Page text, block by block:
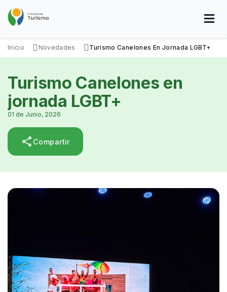
contenido
SOBRE NOSOTROS
DISFRUTÁ
VISITÁ
DATOS ÚTILES
Inicio Novedades Turismo Canelones En Jornada LGBT+
Turismo Canelones en
jornada LGBT+
01 de Junio, 2026
share Compartir